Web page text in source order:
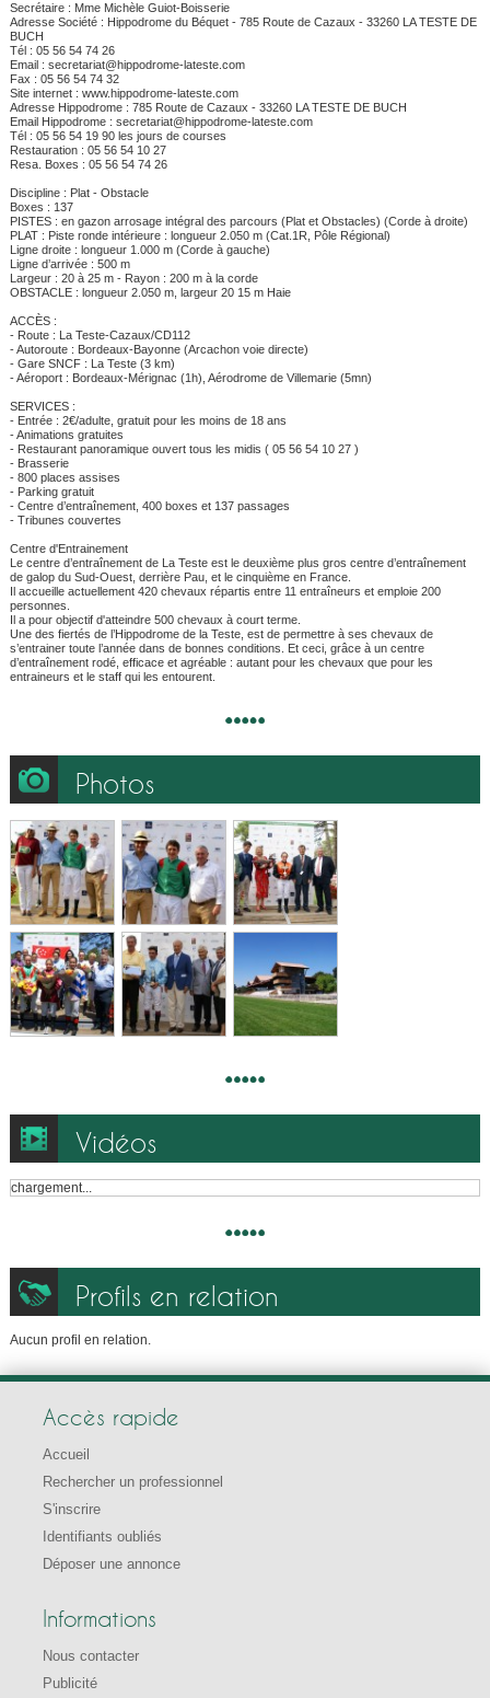
Secrétaire : Mme Michèle Guiot-Boisserie
Adresse Société : Hippodrome du Béquet - 785 Route de Cazaux - 33260 LA TESTE DE
BUCH
Tél : 05 56 54 74 26
Email : secretariat@hippodrome-lateste.com
Fax : 05 56 54 74 32
Site internet : www.hippodrome-lateste.com
Adresse Hippodrome : 785 Route de Cazaux - 33260 LA TESTE DE BUCH
Email Hippodrome : secretariat@hippodrome-lateste.com
Tél : 05 56 54 19 90 les jours de courses
Restauration : 05 56 54 10 27
Resa. Boxes : 05 56 54 74 26
Discipline : Plat - Obstacle
Boxes : 137
PISTES : en gazon arrosage intégral des parcours (Plat et Obstacles) (Corde à droite)
PLAT : Piste ronde intérieure : longueur 2.050 m (Cat.1R, Pôle Régional)
Ligne droite : longueur 1.000 m (Corde à gauche)
Ligne d’arrivée : 500 m
Largeur : 20 à 25 m - Rayon : 200 m à la corde
OBSTACLE : longueur 2.050 m, largeur 20 15 m Haie
ACCÈS :
- Route : La Teste-Cazaux/CD112
- Autoroute : Bordeaux-Bayonne (Arcachon voie directe)
- Gare SNCF : La Teste (3 km)
- Aéroport : Bordeaux-Mérignac (1h), Aérodrome de Villemarie (5mn)
SERVICES :
- Entrée : 2€/adulte, gratuit pour les moins de 18 ans
- Animations gratuites
- Restaurant panoramique ouvert tous les midis ( 05 56 54 10 27 )
- Brasserie
- 800 places assises
- Parking gratuit
- Centre d’entraînement, 400 boxes et 137 passages
- Tribunes couvertes
Centre d'Entrainement
Le centre d’entraînement de La Teste est le deuxième plus gros centre d’entraînement
de galop du Sud-Ouest, derrière Pau, et le cinquième en France.
Il accueille actuellement 420 chevaux répartis entre 11 entraîneurs et emploie 200
personnes.
Il a pour objectif d'atteindre 500 chevaux à court terme.
Une des fiertés de l’Hippodrome de la Teste, est de permettre à ses chevaux de
s’entrainer toute l’année dans de bonnes conditions. Et ceci, grâce à un centre
d’entraînement rodé, efficace et agréable : autant pour les chevaux que pour les
entraineurs et le staff qui les entourent.
Photos
Vidéos
chargement...
Profils en relation
Aucun profil en relation.
Accès rapide
Accueil
Rechercher un professionnel
S'inscrire
Identifiants oubliés
Déposer une annonce
Informations
Nous contacter
Publicité